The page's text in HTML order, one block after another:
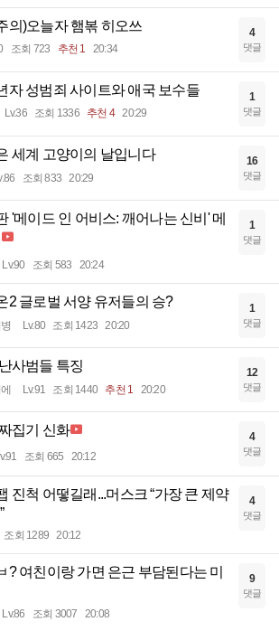
의)오늘자 햄볶 히오쓰
조회 723 추천 1 20:34
4
댓글
자 성범죄 사이트와 애국 보수들
Lv.36 조회 1336 추천 4 20:29
1
댓글
세계 고양이의 날입니다
조회 833 20:29
16
댓글
'메이드 인 어비스: 깨어나는 신비' 메
Lv.90 조회 583 20:24
1
댓글
2 글로벌 서양 유저들의 승?
Lv.80 조회 1423 20:20
1
댓글
사범들 특징
Lv.91 조회 1440 추천 1 20:20
12
댓글
집기 신화
조회 665 20:12
4
댓글
진척 어떻길래...머스크 “가장 큰 제약
조회 1289 20:12
4
댓글
? 여친이랑 가면 은근 부담된다는 미
Lv.86 조회 3007 20:08
9
댓글